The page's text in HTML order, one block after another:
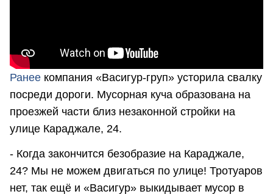
Ранее компания «Васигур-груп» усторила свалку
посреди дороги. Мусорная куча образована на
проезжей части близ незаконной стройки на
улице Караджале, 24.
- Когда закончится безобразие на Караджале,
24? Мы не можем двигаться по улице! Тротуаров
нет, так ещё и «Васигур» выкидывает мусор в